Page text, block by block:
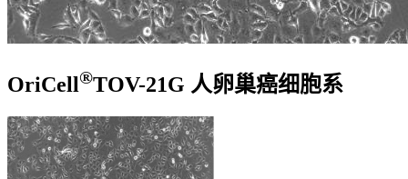
OriCell®TOV-21G 人卵巢癌细胞系